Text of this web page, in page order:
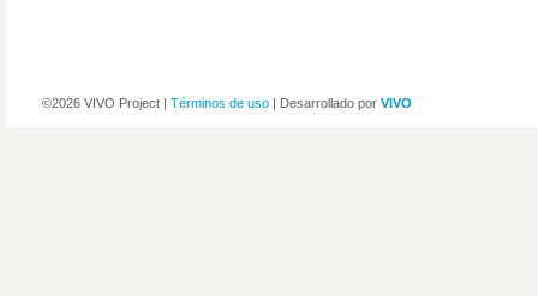
©2026 VIVO Project | Términos de uso | Desarrollado por VIVO